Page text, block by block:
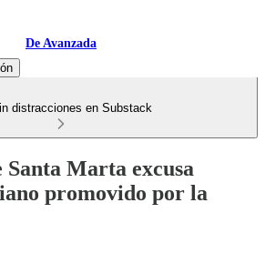
De Avanzada
distracciones en Substack
Marta excusa
promovido por la